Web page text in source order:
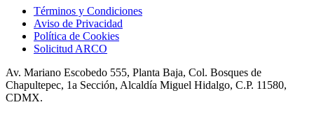
Términos y Condiciones
Aviso de Privacidad
Política de Cookies
Solicitud ARCO
Av. Mariano Escobedo 555, Planta Baja, Col. Bosques de
Chapultepec, 1a Sección, Alcaldía Miguel Hidalgo, C.P. 11580,
CDMX.